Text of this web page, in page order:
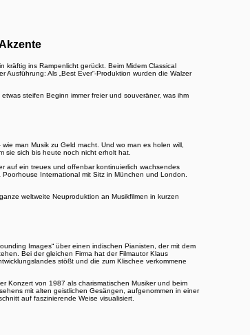
ins Rampenlicht gerückt. Beim Midem Classical
Als „Best Ever“-Produktion wurden die Walzer
steifen Beginn immer freier und souveräner, was ihm
man Musik zu Geld macht. Und wo man es holen will,
sie sich bis heute noch nicht erholt hat.
auf ein treues und offenbar kontinuierlich wachsendes
International mit Sitz in München und London.
weltweite Neuproduktion an Musikfilmen in kurzen
Images“ über einen indischen Pianisten, der mit dem
Bei der gleichen Firma hat der Filmautor Klaus
stößt und die zum Klischee verkommene
Konzert von 1987 als charismatischen Musiker und beim
mit alten geistlichen Gesängen, aufgenommen in einer
auf faszinierende Weise visualisiert.